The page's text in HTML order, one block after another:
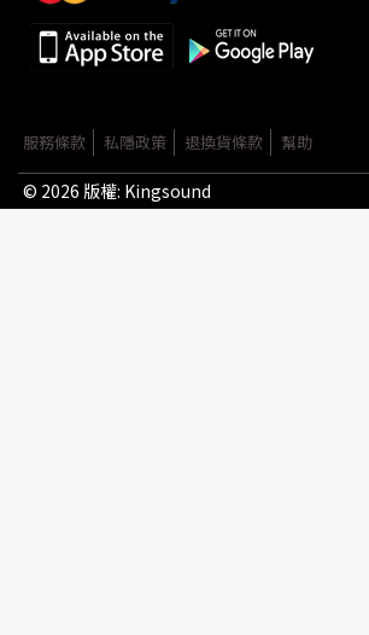
服務條款 私隱政策 退換貨條款 幫助
© 2026 版權: Kingsound